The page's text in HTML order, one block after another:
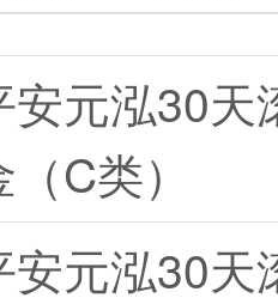
安元泓30天
C类）
安元泓30天